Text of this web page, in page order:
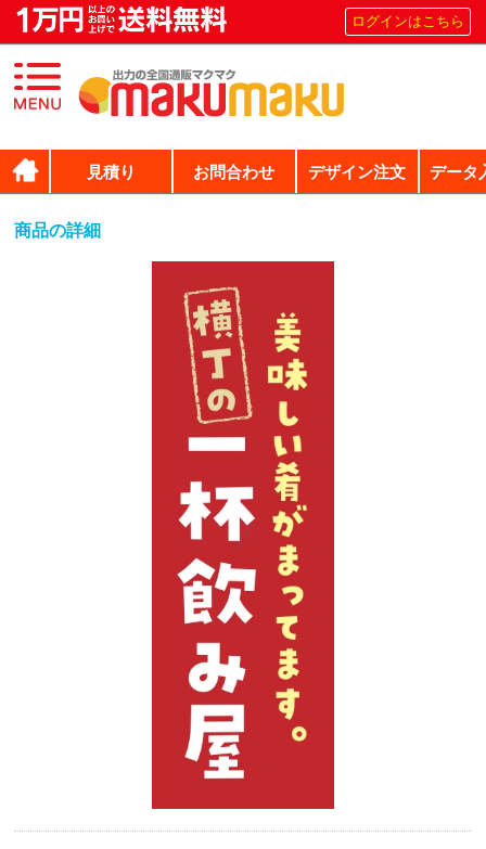
ログインはこちら
見積り お問合わせ デザイン注文 データ
商品の詳細